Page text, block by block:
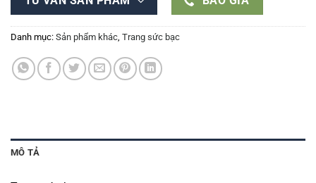
Danh mục: Sản phẩm khác Trang sức bạc
MÔ TẢ